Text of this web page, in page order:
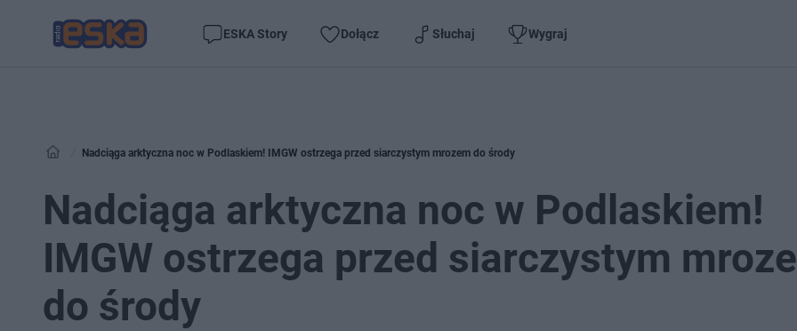
ESKA Story Dołącz Słuchaj Wygraj
Nadciąga arktyczna noc w Podlaskiem! IMGW ostrzega przed siarczystym mrozem do środy
Nadciąga arktyczna noc w Podlaskiem!
IMGW ostrzega przed siarczystym
do środy